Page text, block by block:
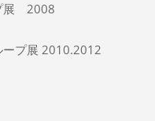
展 2008
プ展 2010.2012